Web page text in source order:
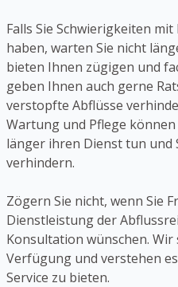
Falls Sie Schwierigkeiten
haben, warten Sie nicht
bieten Ihnen zügigen und
geben Ihnen auch gerne
verstopfte Abflüsse
Wartung und Pflege
länger ihren Dienst tun und
verhindern.
Zögern Sie nicht, wenn Sie
Dienstleistung der
Konsultation wünschen.
Verfügung und verstehen
Service zu bieten.